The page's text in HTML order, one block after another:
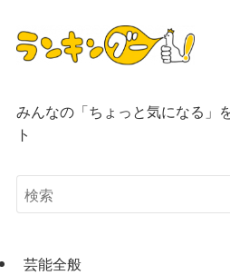
みんなの「ちょっと気になる」
ト
芸能全般